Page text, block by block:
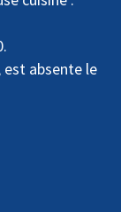
est absente le